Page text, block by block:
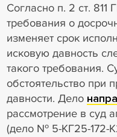
Согласно п. 2 ст.
требования о
изменяет срок
исковую давность
такого требования.
обстоятельство при
давности. Дело
рассмотрение в суд
(дело № 5-КГ25-172-